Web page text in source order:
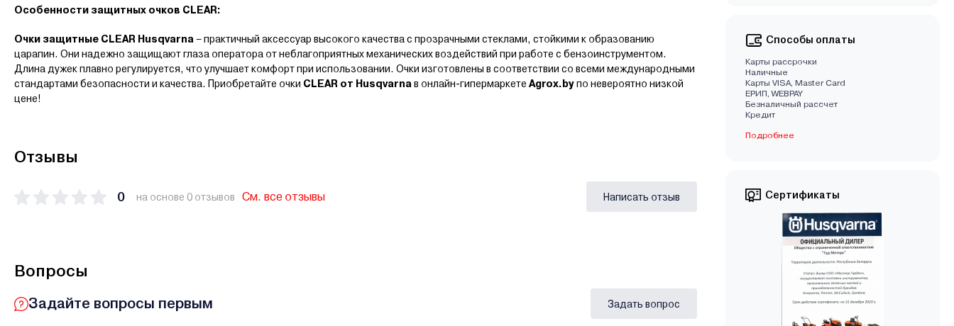
Особенности защитных очков CLEAR:
Очки защитные CLEAR Husqvarna – практичный аксессуар высокого качества с прозрачными стеклами, стойкими к образованию
царапин. Они надежно защищают глаза оператора от неблагоприятных механических воздействий при работе с бензоинструментом.
Длина дужек плавно регулируется, что улучшает комфорт при использовании. Очки изготовлены в соответствии со всеми международными
стандартами безопасности и качества. Приобретайте очки CLEAR от Husqvarna в онлайн-гипермаркете Agrox.byпо невероятно низкой
цене!
Отзывы
0 на основе 0 отзывов См. все отзывы Написать отзыв
Вопросы
Задайте вопросы первым Задать вопрос
Способы оплаты
Карты рассрочки
Наличные
Карты VISA, Master Card
EРИП, WEBPAY
Безналичный рассчет
Кредит
Подробнее
Сертификаты